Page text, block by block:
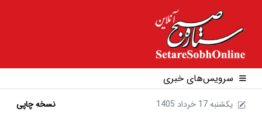
سرویس‌های خبری
1405 يکشنبه 17 خرداد نسخه چاپی